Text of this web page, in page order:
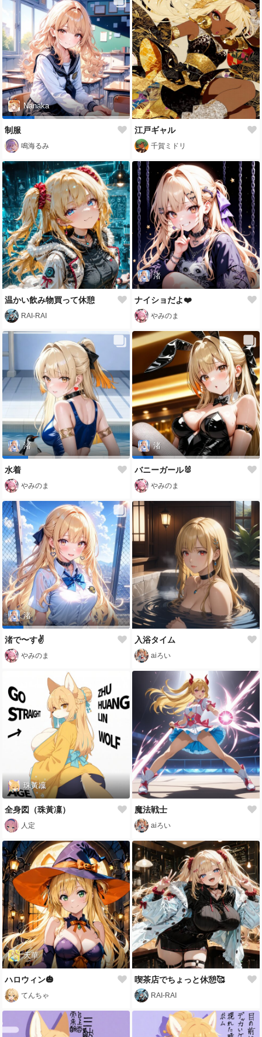
Nanaka
制服
鳴海るみ
江戸ギャル
千賀ミドリ
温かい飲み物買って休憩
RAI-RAI
渚
ナイショだよ❤️
やみのま
渚
水着
やみのま
渚
バニーガール🐰
やみのま
渚
渚で〜す✌️
やみのま
入浴タイム
aiろい
珠黃凜
全身図（珠黃凜）
人定
魔法戦士
aiろい
天華
ハロウィン🎃
てんちゃ
喫茶店でちょっと休憩🥰
RAI-RAI